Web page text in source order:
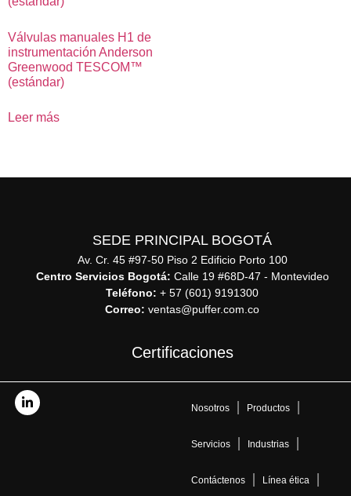
Válvulas manuales H1 de
instrumentación Anderson
Greenwood TESCOM™
(estándar)
Leer más
SEDE PRINCIPAL BOGOTÁ
Av. Cr. 45 #97-50 Piso 2 Edificio Porto 100
Centro Servicios Bogotá: Calle 19 #68D-47 - Montevideo
Teléfono: + 57 (601) 9191300
Correo: ventas@puffer.com.co
Certificaciones
Nosotros Productos
Servicios Industrias
Contáctenos Línea ética